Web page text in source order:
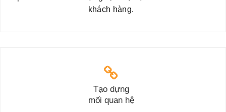
khách hàng.
Tạo dựng
mối quan hệ